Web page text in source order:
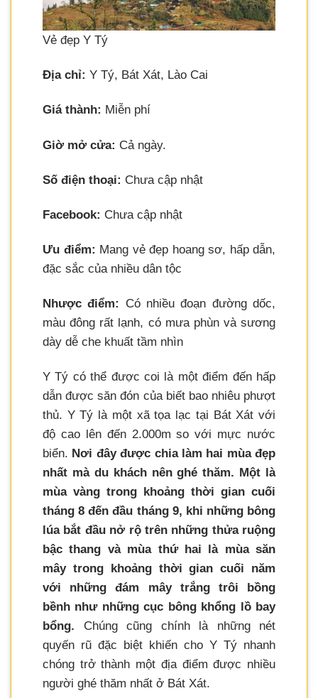
Vẻ đẹp Y Tý
Địa chỉ: Y Tý, Bát Xát, Lào Cai
Giá thành: Miễn phí
Giờ mở cửa: Cả ngày.
Số điện thoại: Chưa cập nhật
Facebook: Chưa cập nhật
Ưu điểm: Mang vẻ đẹp hoang sơ, hấp dẫn,
đặc sắc của nhiều dân tộc
Nhược điểm:
Có nhiều đoạn đường dốc,
màu đông rất lạnh, có mưa phùn và sương
dày dễ che khuất tầm nhìn
Y Tý có thể được coi là một điểm đến hấp
dẫn được săn đón của biết bao nhiêu phượt
thủ. Y Tý là một xã tọa lạc tại Bát Xát với
độ cao lên đến 2.000m so với mực nước
biển. Nơi đây được chia làm hai mùa đẹp
nhất mà du khách nên ghé thăm. Một là
mùa vàng trong khoảng thời gian cuối
tháng 8 đến đầu tháng 9, khi những bông
lúa bắt đầu nở rộ trên những thửa ruộng
bậc thang và mùa thứ hai là mùa săn
mây trong khoảng thời gian cuối năm
với những đám mây trắng trôi bồng
bềnh như những cục bông khổng lồ bay
bổng. Chúng cũng chính là những nét
quyến rũ đặc biệt khiến cho Y Tý nhanh
chóng trở thành một địa điểm được nhiều
người ghé thăm nhất ở Bát Xát.